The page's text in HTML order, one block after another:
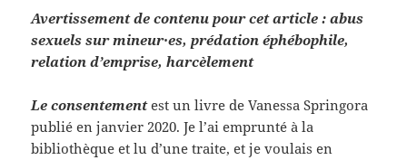
Avertissement de contenu pour cet article : abus
sexuels sur mineur·es, prédation éphébophile,
relation d’emprise, harcèlement
Le consentementest un livre de Vanessa Springora
publié en janvier 2020. Je l’ai emprunté à la
bibliothèque et lu d’une traite, et je voulais en